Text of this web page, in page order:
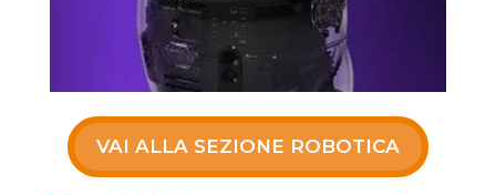
VAI ALLA SEZIONE ROBOTICA